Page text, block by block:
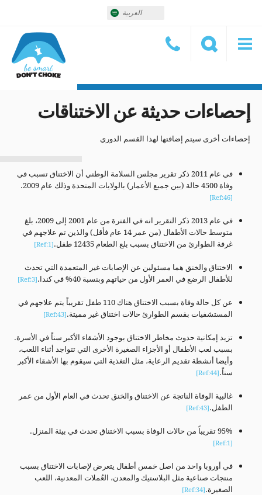
العربية
إحصاءات حديثة عن الاختناقات
إحصاءات أخرى سيتم إضافتها لهذا القسم الدوري
في عام 2011 ذكر تقرير مجلس السلامة الوطني أن الاختناق تسبب في
وفاة 4500 حالة (بين جميع الأعمار) بالولايات المتحدة وذلك عام 2009.
[Ref:46]
في عام 2013 ذكر التقرير انه في الفترة من عام 2001 إلى 2009، بلغ
متوسط حالات الأطفال (من عمر 14 عام فأقل) والذين تم علاجهم في
غرفة الطوارئ من الاختناق بسبب بلع الطعام 12435 طفل.
[Ref:1]
الاختناق والخنق هما مسئولين عن الإصابات غير المتعمدة التي تحدث
للأطفال الرضع في العمر الأول من حياتهم وبنسبة 40% في كندا.
[Ref:3]
عن كل حالة وفاة بسبب الاختناق هناك 110 طفل تقريباً يتم علاجهم في
المستشفيات بقسم الطوارئ حالات اختناق غير مميتة.[Ref:43]
تزيد إمكانية حدوث مخاطر الاختناق بوجود الأشقاء الأكبر سناً في الأسرة.
بسبب لعب الأطفال أو الأجزاء الصغيرة الأخرى التي تتواجد أثناء اللعب،
وأيضا أنشطة تقديم الرعاية، مثل التغذية التي سيقوم بها الأشقاء الأكبر
سناً.[Ref:44]
غالبية الوفاة الناتجة عن الاختناق والخنق تحدث في العام الأول من عمر
الطفل.[Ref:43]
95% تقريباً من حالات الوفاة بسبب الاختناق تحدث في بيئة المنزل.
[Ref:1]
في أوروبا واحد من اصل خمس أطفال يتعرض لإصابات الاختناق بسبب
منتجات صناعية مثل البلاستيك والمعدن، العُملات المعدنية، اللعب
الصغيرة.[Ref:34]